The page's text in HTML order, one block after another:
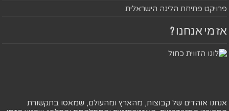
פרויקט פתיחת הליגה הישראלית
אז מי אנחנו ?
אנחנו אוהדים של קבוצות, מהארץ ומהעולם, שמאסו בתקשורת